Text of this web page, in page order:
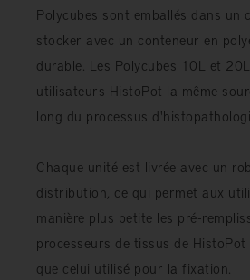
Polycubes sont emballés dans un
stocker avec un conteneur en
durable. Les Polycubes 10L et
utilisateurs HistoPot la même
long du processus
Chaque unité est livrée avec un
distribution, ce qui permet aux
manière plus petite les pré-
processeurs de tissus de
que celui utilisé pour la fixation.